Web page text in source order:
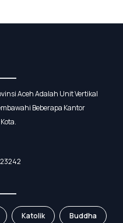
Aceh Adalah Unit Vertikal
Beberapa Kantor
Katolik Buddha